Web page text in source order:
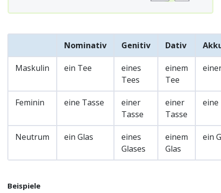
Nominativ Genitiv Dativ
Maskulin ein Tee
eines
Tees
einem
Tee
Feminin eine Tasse
einer
Tasse
einer
Tasse
eine
Neutrum ein Glas
eines
Glases
einem
Glas
ein
Beispiele